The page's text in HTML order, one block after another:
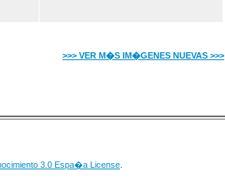
>>> VER M�S IM�GENES NUEVAS >>>
3.0 Espa�a License